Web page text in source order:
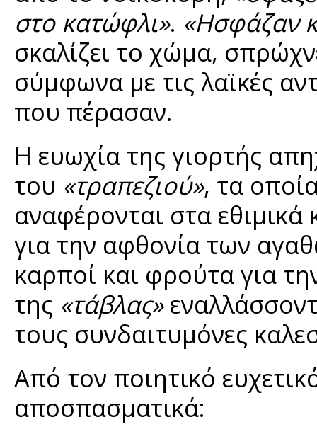
στο κατώφλι». «Ησφάζαν
σκαλίζει το χώμα,
σύμφωνα με τις λαϊκές
που πέρασαν.
Η ευωχία της γιορτής
του «τραπεζιού», τα
αναφέρονται στα
για την αφθονία των
καρποί και φρούτα για
της «τάβλας»
τους συνδαιτυμόνες
Από τον ποιητικό
αποσπασματικά: